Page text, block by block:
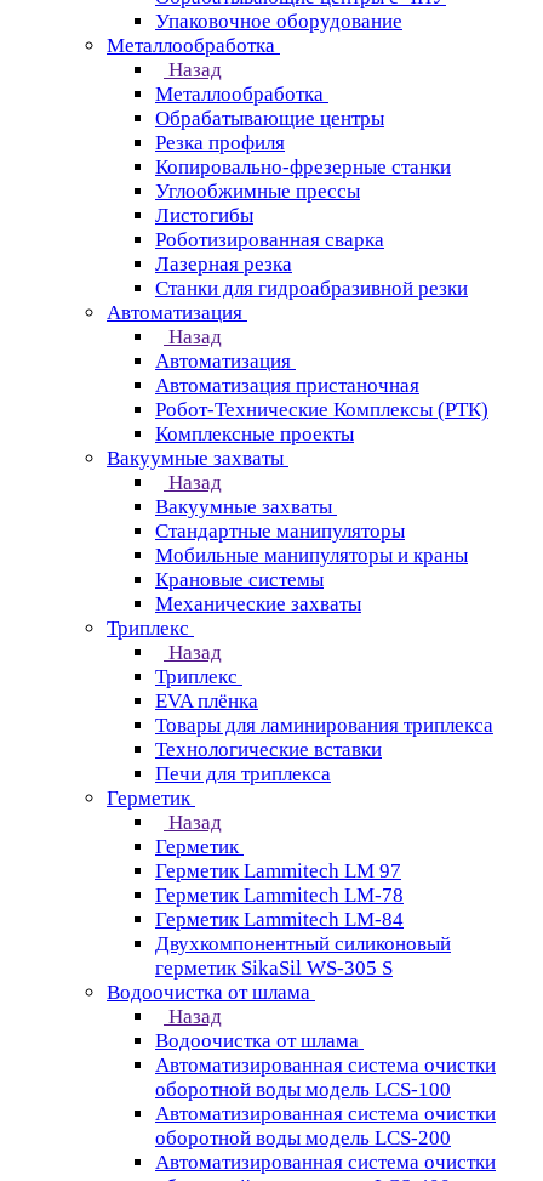
Упаковочное оборудование
Металлообработка
Назад
Металлообработка
Обрабатывающие центры
Резка профиля
Копировально-фрезерные станки
Углообжимные прессы
Листогибы
Роботизированная сварка
Лазерная резка
Станки для гидроабразивной резки
Автоматизация
Назад
Автоматизация
Автоматизация пристаночная
Робот-Технические Комплексы (РТК)
Комплексные проекты
Вакуумные захваты
Назад
Вакуумные захваты
Стандартные манипуляторы
Мобильные манипуляторы и краны
Крановые сиcтемы
Механические захваты
Триплекс
Назад
Триплекс
EVA плёнка
Товары для ламинирования триплекса
Технологические вставки
Печи для триплекса
Герметик
Назад
Герметик
Герметик Lammitech LM 97
Герметик Lammitech LM-78
Герметик Lammitech LM-84
Двухкомпонентный силиконовый
герметик SikaSil WS-305 S
Водоочистка от шлама
Назад
Водоочистка от шлама
Автоматизированная система очистки
оборотной воды модель LCS-100
Автоматизированная система очистки
оборотной воды модель LCS-200
Автоматизированная система очистки